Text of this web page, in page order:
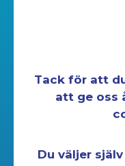
Tack för att
att ge oss
Du väljer